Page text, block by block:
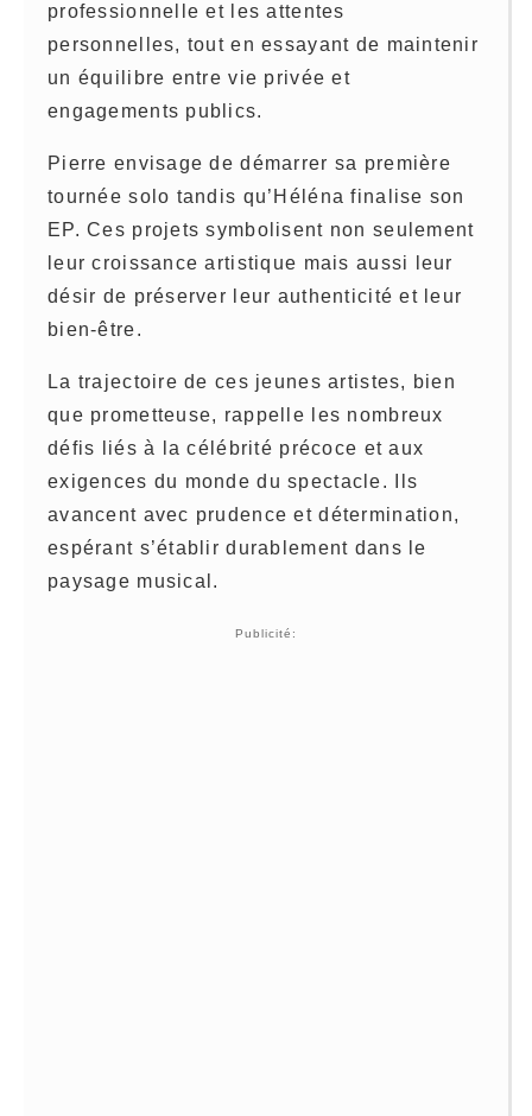
professionnelle et les attentes
personnelles, tout en essayant de maintenir
un équilibre entre vie privée et
engagements publics.
Pierre envisage de démarrer sa première
tournée solo tandis qu’Héléna finalise son
EP. Ces projets symbolisent non seulement
leur croissance artistique mais aussi leur
désir de préserver leur authenticité et leur
bien-être.
La trajectoire de ces jeunes artistes, bien
que prometteuse, rappelle les nombreux
défis liés à la célébrité précoce et aux
exigences du monde du spectacle. Ils
avancent avec prudence et détermination,
espérant s’établir durablement dans le
paysage musical.
Publicité: